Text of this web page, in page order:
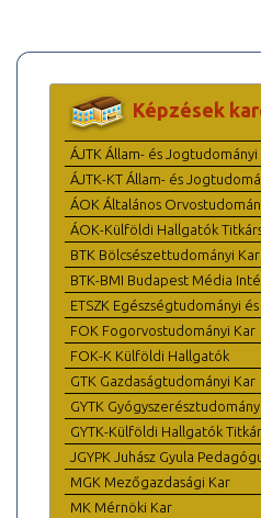
Képzések
ÁJTK Állam- és Jogtudományi
ÁJTK-KT Állam- és
ÁOK Általános
ÁOK-Külföldi Hallgatók
BTK Bölcsészettudományi Kar
BTK-BMI Budapest Média
ETSZK Egészségtudományi
FOK Fogorvostudományi Kar
FOK-K Külföldi Hallgatók
GTK Gazdaságtudományi Kar
GYTK
GYTK-Külföldi Hallgatók
JGYPK Juhász Gyula
MGK Mezőgazdasági Kar
MK Mérnöki Kar